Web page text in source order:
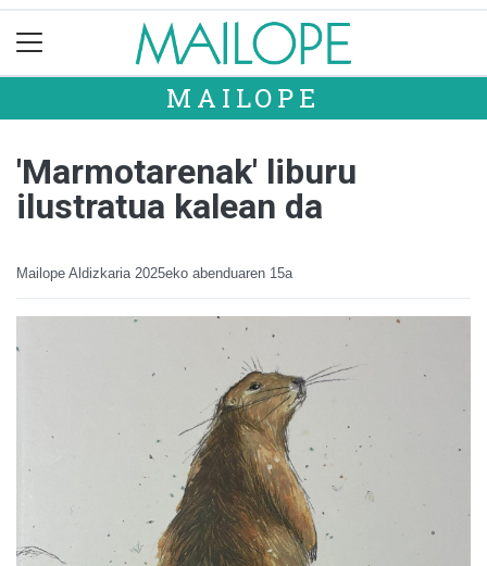
MAILOPE
'Marmotarenak' liburu
ilustratua kalean da
Mailope Aldizkaria 2025eko abenduaren 15a